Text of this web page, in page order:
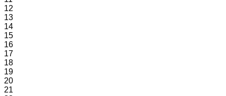
12
13
14
15
16
17
18
19
20
21